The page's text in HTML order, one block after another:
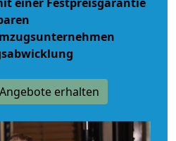
erhalten